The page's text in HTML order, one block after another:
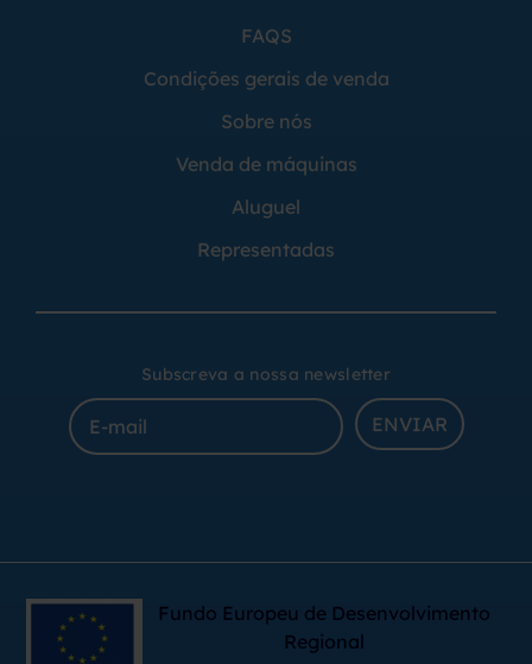
FAQS
Condições gerais de venda
Sobre nós
Venda de máquinas
Aluguel
Representadas
Subscreva a nossa newsletter
ENVIAR
Fundo Europeu de Desenvolvimento
Regional